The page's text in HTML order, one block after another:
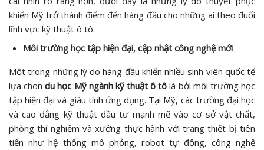
khiến Mỹ trở thành điểm đến hàng đầu cho những ai theo đuổi
lĩnh vực kỹ thuật ô tô.
Môi trường học tập hiện đại, cập nhật công nghệ mới
Một trong những lý do hàng đầu khiến nhiều sinh viên quốc tế
lựa chọndu học Mỹ ngành kỹ thuật ô tô là bởi môi trường học
tập hiện đại và giàu tính ứng dụng. Tại Mỹ, các trường đại học
và cao đẳng kỹ thuật đầu tư mạnh mẽ vào cơ sở vật chất,
phòng thí nghiệm và xưởng thực hành với trang thiết bị tiên
tiến như hệ thống mô phỏng, robot tự động, công nghệ